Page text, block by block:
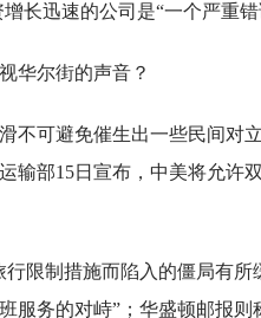
长迅速的公司是“一个严重错
华尔街的声音？
不可避免催生出一些民间对
输部15日宣布，中美将允许
限制措施而陷入的僵局有
务的对峙”；华盛顿邮报则